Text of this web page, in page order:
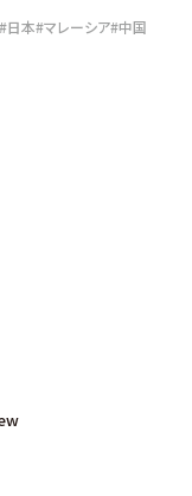
#日本#マレーシア#中国